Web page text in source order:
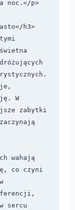
noc.</p>
h3>
W
zabytki
wahają
co czyni
sercu